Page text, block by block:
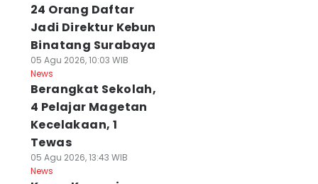
24 Orang Daftar
Jadi Direktur Kebun
Binatang Surabaya
05 Agu 2026, 10:03 WIB
News
Berangkat Sekolah,
4 Pelajar Magetan
Kecelakaan, 1
Tewas
05 Agu 2026, 13:43 WIB
News